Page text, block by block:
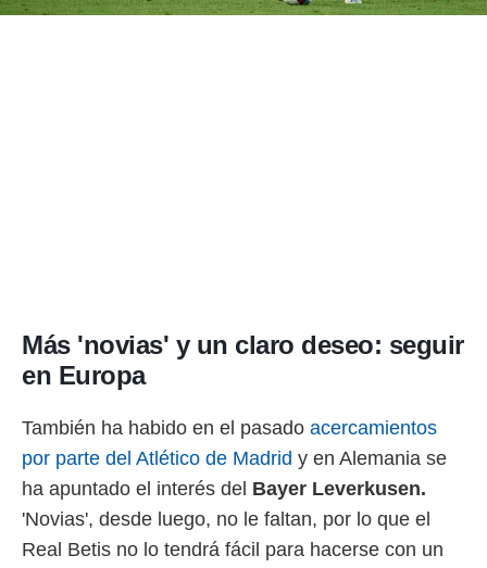
Más 'novias' y un claro deseo: seguir
en Europa
También ha habido en el pasado acercamientos
por parte del Atlético de Madrid y en Alemania se
ha apuntado el interés del Bayer Leverkusen.
'Novias', desde luego, no le faltan, por lo que el
Real Betis no lo tendrá fácil para hacerse con un